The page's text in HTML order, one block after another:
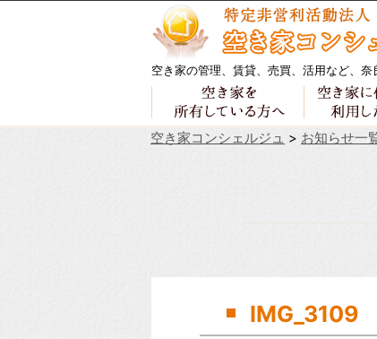
空き家の管理、賃貸、売買、活用など、
空き家コンシェルジュ > お知らせ一
IMG_3109